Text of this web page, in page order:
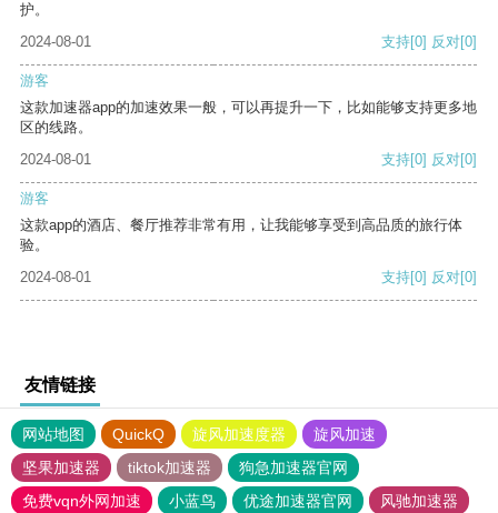
护。
2024-08-01
支持[0] 反对[0]
游客
这款加速器app的加速效果一般，可以再提升一下，比如能够支持更多地
区的线路。
2024-08-01
支持[0] 反对[0]
游客
这款app的酒店、餐厅推荐非常有用，让我能够享受到高品质的旅行体
验。
2024-08-01
支持[0] 反对[0]
友情链接
网站地图 QuickQ 旋风加速度器
旋风加速
坚果加速器
tiktok加速器
狗急加速器官网
免费vqn外网加速
小蓝鸟 优途加速器官网
风驰加速器